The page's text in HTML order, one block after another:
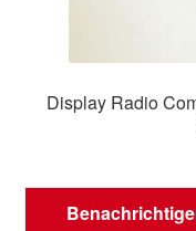
Display Radio